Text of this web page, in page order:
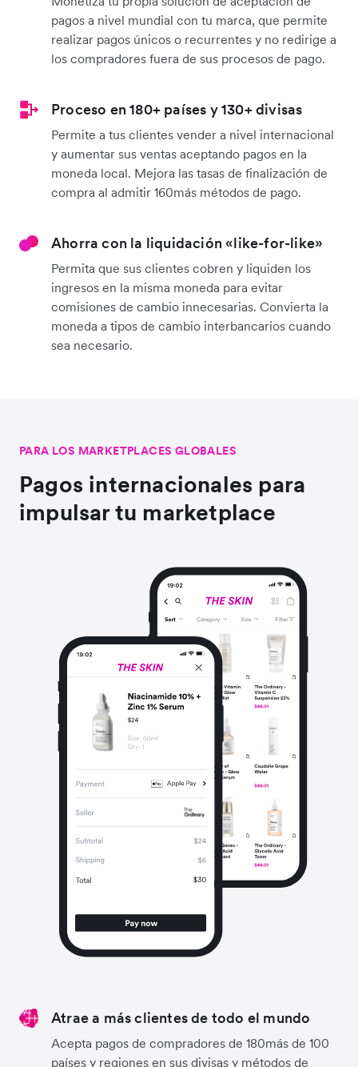
pagos a nivel mundial con tu marca, que permite
realizar pagos únicos o recurrentes y no redirige a
los compradores fuera de sus procesos de pago.
Proceso en 180+ países y 130+ divisas
Permite a tus clientes vender a nivel internacional
y aumentar sus ventas aceptando pagos en la
moneda local. Mejora las tasas de finalización de
compra al admitir 160más métodos de pago.
Ahorra con la liquidación «like-for-like»
Permita que sus clientes cobren y liquiden los
ingresos en la misma moneda para evitar
comisiones de cambio innecesarias. Convierta la
moneda a tipos de cambio interbancarios cuando
sea necesario.
PARA LOS MARKETPLACES GLOBALES
Pagos internacionales para
impulsar tu marketplace
Atrae a más clientes de todo el mundo
Acepta pagos de compradores de 180más de 100
países y regiones en sus divisas y métodos de